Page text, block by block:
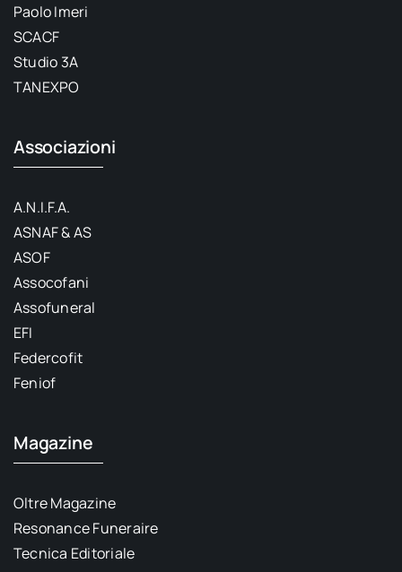
Paolo Imeri
SCACF
Studio 3A
TANEXPO
Associazioni
A.N.I.F.A.
ASNAF & AS
ASOF
Assocofani
Assofuneral
EFI
Federcofit
Feniof
Magazine
Oltre Magazine
Resonance Funeraire
Tecnica Editoriale